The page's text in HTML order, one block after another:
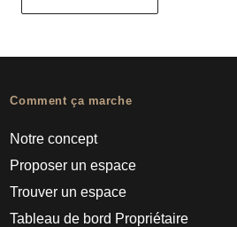
Comment ça marche
Notre concept
Proposer un espace
Trouver un espace
Tableau de bord Propriétaire